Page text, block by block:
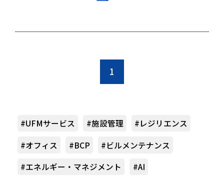
1
#UFMサービス #施設管理
#レジリエンス
#オフィス
#BCP
#ビルメンテナンス
#エネルギー・マネジメント
#AI